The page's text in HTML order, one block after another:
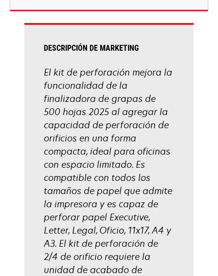
DESCRIPCIÓN DE MARKETING
El kit de perforación mejora la
funcionalidad de la
finalizadora de grapas de
500 hojas 2025 al agregar la
capacidad de perforación de
orificios en una forma
compacta, ideal para oficinas
con espacio limitado. Es
compatible con todos los
tamaños de papel que admite
la impresora y es capaz de
perforar papel Executive,
Letter, Legal, Oficio, 11x17, A4 y
A3. El kit de perforación de
2/4 de orificio requiere la
unidad de acabado de